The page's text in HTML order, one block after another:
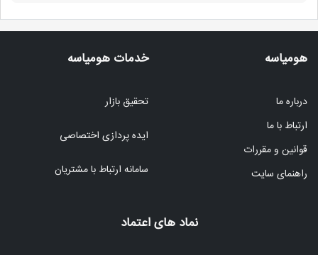
هومیاسه
درباره ما
ارتباط با ما
قوانین و مقررات
راهنمای سایت
خدمات هومیاسه
تحقیق بازار
ایده پردازی اختصاصی
سامانه ارتباط با مشتریان
نماد های اعتماد